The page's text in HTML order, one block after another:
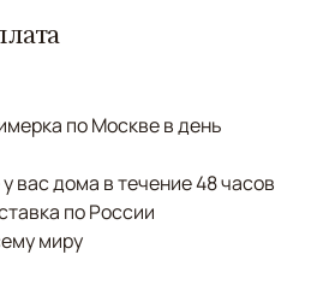
по Москве в день
вас дома в течение 48 часов
по России
миру